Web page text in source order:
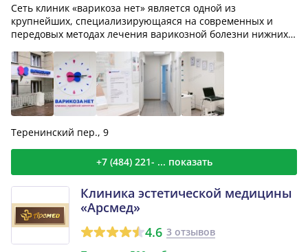
Сеть клиник «варикоза нет» является одной из
крупнейших, специализирующаяся на современных и
передовых методах лечения варикозной болезни нижних
Теренинский пер., 9
+7 (484) 221- ... показать
Клиника эстетической медицины
«Арсмед»
4.6 3 отзывов